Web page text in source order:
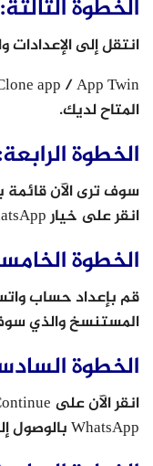
الخطوة الثالثة:
انتقل إلى
المتاح لديك.
الخطوة
سوف ترى الآن قائمة
انقر على خيار WhatsApp ثم اختر تثبيته.
الخطوة
قم بإعداد حساب
المستنسخ والذي
الخطوة
WhatsApp بالوصول إلى ملفاتك وكذلك جهات الاتصال.